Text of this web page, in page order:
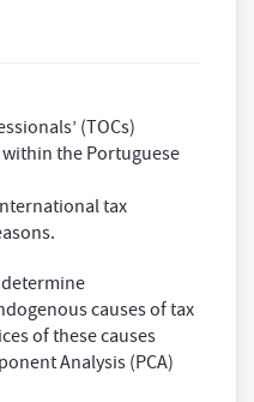
(TOCs)
the Portuguese
tax
causes of tax
of these causes
Analysis (PCA)